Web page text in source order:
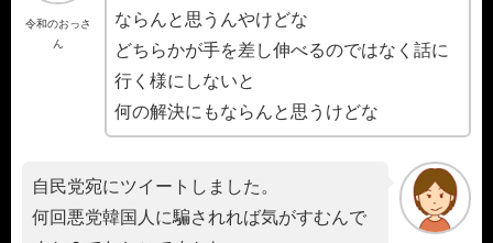
令和のおっさ
ん
ならんと思うんやけどな
どちらかが手を差し伸べるのではなく話に
行く様にしないと
何の解決にもならんと思うけどな
自民党宛にツイートしました。
何回悪党韓国人に騙されれば気がすむんで